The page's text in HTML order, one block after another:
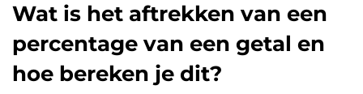
Wat is het aftrekken van een
percentage van een getal en
hoe bereken je dit?